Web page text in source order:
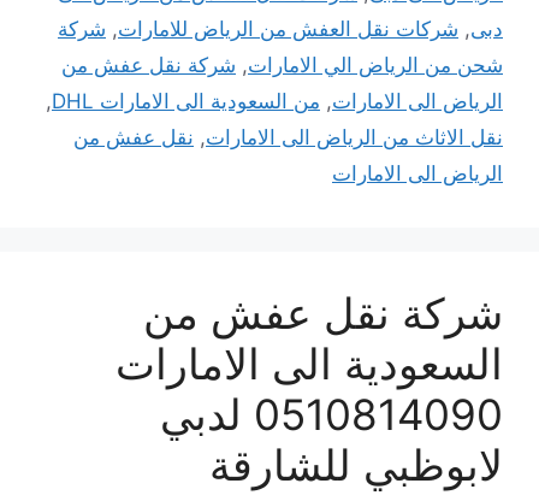
دبى, شركات نقل العفش من الرياض للامارات, شركة
شحن من الرياض الي الامارات, شركة نقل عفش من
الرياض الى الامارات, من السعودية الى الامارات DHL
,
نقل الاثاث من الرياض الى الامارات, نقل عفش من
الرياض الى الامارات
شركة نقل عفش من
السعودية الى الامارات
0510814090 لدبي
لابوظبي للشارقة